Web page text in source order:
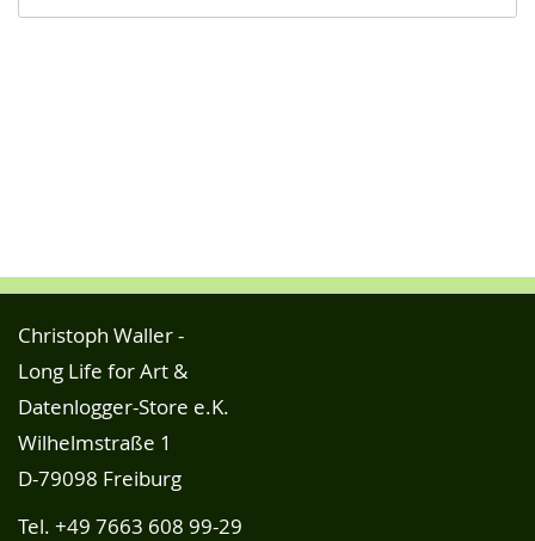
Christoph Waller -
Long Life for Art &
Datenlogger-Store e.K.
Wilhelmstraße 1
D-79098 Freiburg
Tel. +49 7663 608 99-29